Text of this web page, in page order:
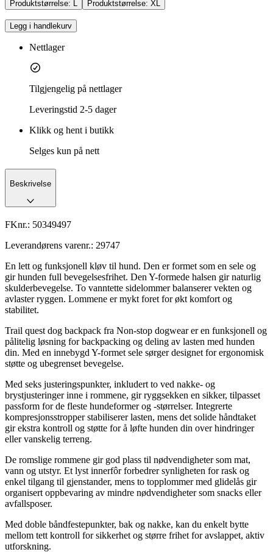
Produktstørrelse: L Produktstørrelse: XL
Legg i handlekurv
Nettlager
Tilgjengelig på nettlager
Leveringstid 2-5 dager
Klikk og hent i butikk
Selges kun på nett
Beskrivelse
FKnr.: 50349497
Leverandørens varenr.: 29747
En lett og funksjonell kløv til hund. Den er formet som en sele og
gir hunden full bevegelsesfrihet. Den Y-formede halsen gir naturlig
skulderbevegelse. To vanntette sidelommer balanserer vekten og
avlaster ryggen. Lommene er mykt foret for økt komfort og
stabilitet.
Trail quest dog backpack fra Non-stop dogwear er en funksjonell og
pålitelig løsning for backpacking og deling av lasten med hunden
din. Med en innebygd Y-formet sele sørger designet for ergonomisk
støtte og ubegrenset bevegelse.
Med seks justeringspunkter, inkludert to ved nakke- og
brystjusteringer inne i rommene, gir ryggsekken en sikker, tilpasset
passform for de fleste hundeformer og -størrelser. Integrerte
kompresjonsstropper stabiliserer lasten, mens det solide håndtaket
gir ekstra kontroll og støtte for å løfte hunden din over hindringer
eller vanskelig terreng.
De romslige rommene gir god plass til nødvendigheter som mat,
vann og utstyr. Et lyst innerfôr forbedrer synligheten for rask og
enkel tilgang til gjenstander, mens to topplommer med glidelås gir
organisert oppbevaring av mindre nødvendigheter som snacks eller
avfallsposer.
Med doble båndfestepunkter, bak og nakke, kan du enkelt bytte
mellom tett kontroll for sikkerhet og større frihet for avslappet, aktiv
utforskning.